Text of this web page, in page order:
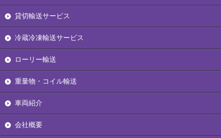
貸切輸送サービス
冷蔵冷凍輸送サービス
ローリー輸送
重量物・コイル輸送
車両紹介
会社概要